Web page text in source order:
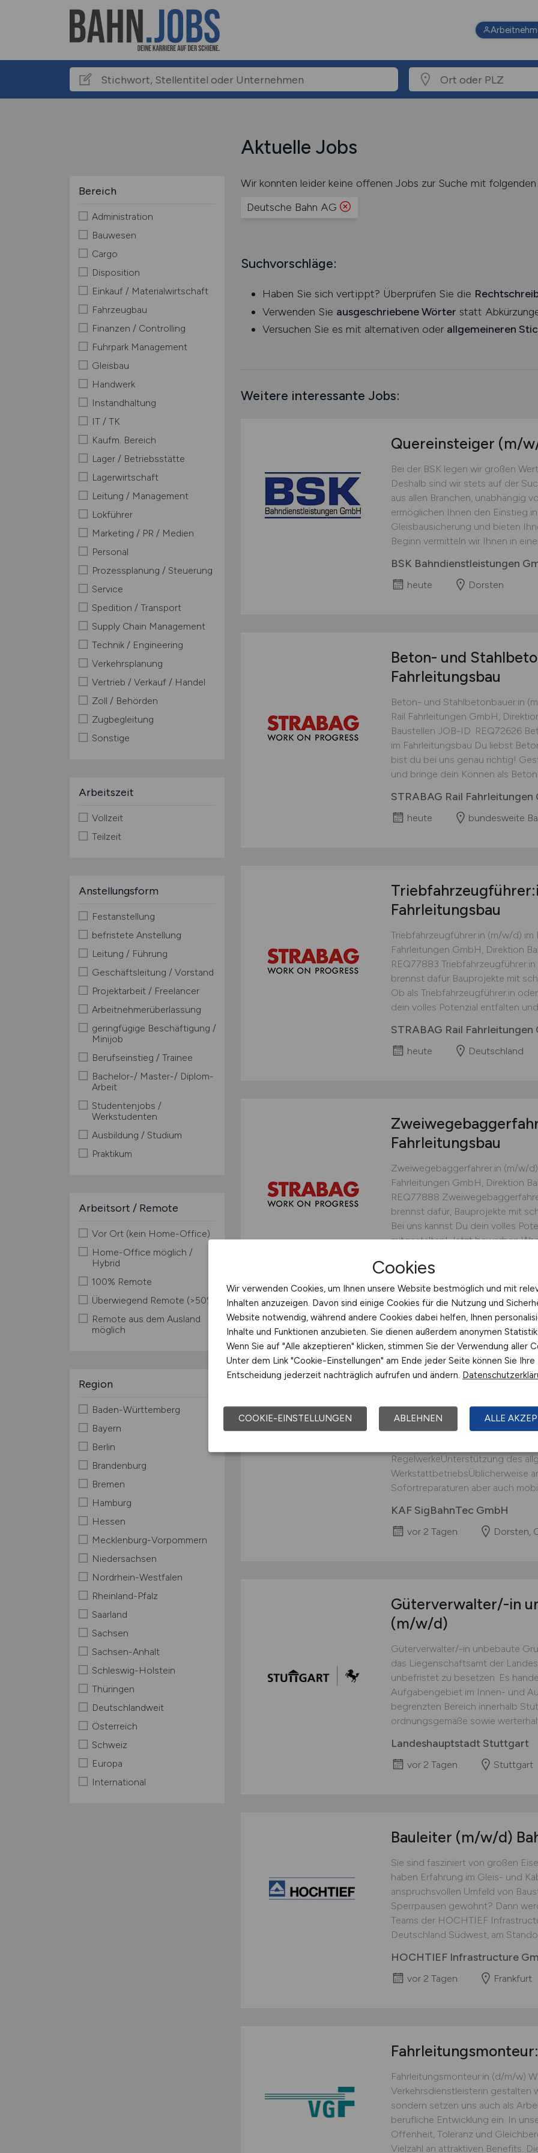
Aktuelle Jobs
Bereich
Administration
Bauwesen
Cargo
Disposition
Einkauf / Materialwirtschaft
Fahrzeugbau
Finanzen / Controlling
Fuhrpark Management
Gleisbau
Handwerk
Instandhaltung
IT / TK
Kaufm. Bereich
Lager / Betriebsstätte
Lagerwirtschaft
Leitung / Management
Lokführer
Marketing / PR / Medien
Personal
Prozessplanung / Steuerung
Service
Spedition / Transport
Supply Chain Management
Technik / Engineering
Verkehrsplanung
Vertrieb / Verkauf / Handel
Zoll / Behörden
Zugbegleitung
Sonstige
Arbeitszeit
Vollzeit
Teilzeit
Anstellungsform
Festanstellung
befristete Anstellung
Leitung / Führung
Geschäftsleitung / Vorstand
Projektarbeit / Freelancer
Arbeitnehmerüberlassung
geringfügige Beschäftigung /
Minijob
Berufseinstieg / Trainee
Bachelor-/ Master-/ Diplom-
Arbeit
Studentenjobs /
Werkstudenten
Ausbildung / Studium
Praktikum
Arbeitsort / Remote
Vor Ort (kein Home-Office)
Home-Office möglich /
Hybrid
100% Remote
Überwiegend Remote (>50%)
Remote aus dem Ausland
möglich
Region
Baden-Württemberg
Bayern
Berlin
Brandenburg
Bremen
Hamburg
Hessen
Mecklenburg-Vorpommern
Niedersachsen
Nordrhein-Westfalen
Rheinland-Pfalz
Saarland
Sachsen
Sachsen-Anhalt
Schleswig-Holstein
Thüringen
Deutschlandweit
Österreich
Schweiz
Europa
International
Wir konnten leider keine offenen Jobs zur Suche mit
Deutsche Bahn AG
Suchvorschläge:
Haben Sie sich vertippt? Überprüfen Sie die
Verwenden Sie ausgeschriebene Wörter statt
Versuchen Sie es mit alternativen oder allgemeineren
Weitere interessante Jobs:
Quereinsteiger (m/
Bei der BSK legen wir großen
Deshalb sind wir stets auf der
aus allen Branchen, unabhängig
ermöglichen Ihnen den Einstieg
Gleisbausicherung und bieten
Beginn vermitteln wir Ihnen in
BSK Bahndienstleistungen
heute Dorsten
Beton- und
Fahrleitungsbau
Beton- und Stahlbetonbauer:in
Rail Fahrleitungen GmbH,
Baustellen JOB-ID: REQ72626
im Fahrleitungsbau Du liebst
bist du bei uns genau richtig!
und bringe dein Können als
STRABAG Rail
heute bundesweite
Fahrleitungsbau
Triebfahrzeugführer:in (m/w/d) im
Fahrleitungen GmbH, Direktion
REQ77883
brennst dafür Bauprojekte mit
Ob als Triebfahrzeugführer:in
dein volles Potenzial entfalten
STRABAG Rail
heute Deutschland
Fahrleitungsbau
Zweiwegebaggerfahrer:in (m/w/
Fahrleitungen GmbH, Direktion
REQ77888
brennst dafür, Bauprojekte mit
Bei uns kannst Du dein volles
mitgestalten! Jetzt bewerben
STRABAG Rail
heute Deutschland
Elektroniker für die
Schienenfahrzeugen
Ihre Aufgaben: Einbau,
elektronischen und
Instandsetzungs- und
RegelwerkeUnterstützung des
WerkstattbetriebsÜblicherweise
Sofortreparaturen aber auch
KAF SigBahnTec GmbH
vor 2 Tagen Dorsten,
Güterverwalter/-in
(m/w/d)
Güterverwalter/-in unbebaute
das Liegenschaftsamt der
unbefristet zu besetzen. Es
Aufgabengebiet im Innen- und
begrenzten Bereich innerhalb
ordnungsgemäße sowie
Landeshauptstadt Stuttgart
vor 2 Tagen Stuttgart
Bauleiter (m/w/d)
Sie sind fasziniert von großen
haben Erfahrung im Gleis- und
anspruchsvollen Umfeld von
Sperrpausen gewohnt? Dann
Teams der HOCHTIEF
Deutschland Südwest, am
HOCHTIEF Infrastructure
vor 2 Tagen Frankfurt
Fahrleitungsmonteur:in (d/m/w)
Verkehrsdienstleisterin gestalten
sondern setzen uns auch als
berufliche Entwicklung ein. In
Offenheit, Toleranz und
Vielzahl an attraktiven Benefits.
Cookies
Wir verwenden Cookies, um Ihnen unsere Website bestmöglich und mit
Inhalten anzuzeigen. Davon sind einige Cookies für die Nutzung und
Website notwendig, während andere Cookies dabei helfen, Ihnen
Inhalte und Funktionen anzubieten. Sie dienen außerdem anonymen
Wenn Sie auf "Alle akzeptieren" klicken, stimmen Sie der Verwendung aller
Unter dem Link "Cookie-Einstellungen" am Ende jeder Seite können Sie Ihre
Entscheidung jederzeit nachträglich aufrufen und ändern.
COOKIE-EINSTELLUNGEN ABLEHNEN ALLE